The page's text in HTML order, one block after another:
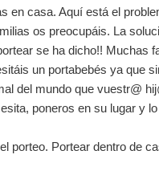
en casa. Aquí está el
os preocupáis. La
se ha dicho!! Muchas
un portabebés ya que
del mundo que vuestr@
poneros en su lugar y
porteo. Portear dentro de